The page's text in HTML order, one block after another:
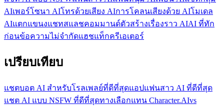
AIเพอร์โซนา AIโทรด้วยเสียง AIการโคลนเสียงด้วย AIโมเดล
AIแตกแขนงแชทสแลชคอมมานด์ตัวสร้างเรื่องราว AIAI ที่ทัก
ก่อนข้อความไม่จำกัดแฮชแท็กครีเอเตอร์
เปรียบเทียบ
แชตบอต AI สำหรับโรลเพลย์ที่ดีที่สุดแอปแฟนสาว AI ที่ดีที่สุด
แชต AI แบบ NSFW ที่ดีที่สุดทางเลือกแทน Character.AIvs